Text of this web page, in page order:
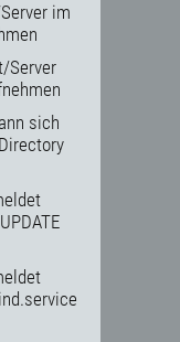
im
Server
sich